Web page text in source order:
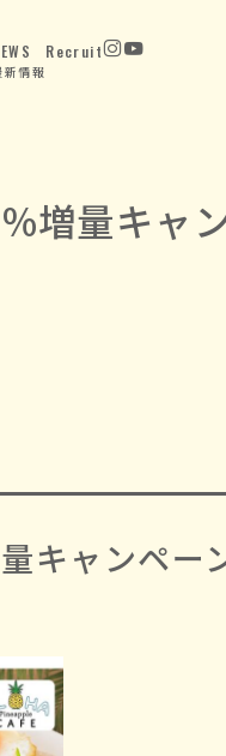
新情報
Recruit
増量キャ
キャンペー